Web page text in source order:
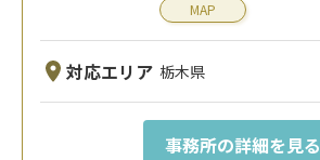
MAP
対応エリア 栃木県
事務所の詳細を見る